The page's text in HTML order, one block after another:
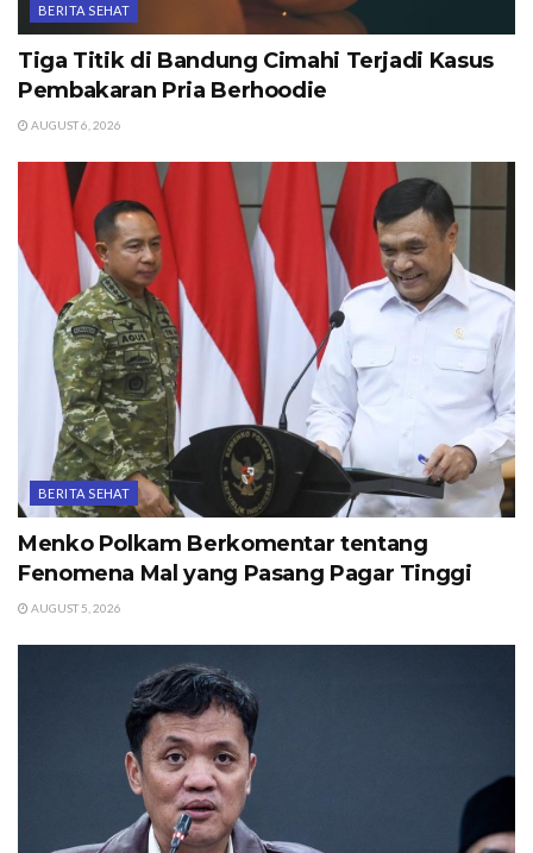
BERITA SEHAT
Tiga Titik di Bandung Cimahi Terjadi Kasus
Pembakaran Pria Berhoodie
AUGUST 6, 2026
BERITA SEHAT
Menko Polkam Berkomentar tentang
Fenomena Mal yang Pasang Pagar Tinggi
AUGUST 5, 2026